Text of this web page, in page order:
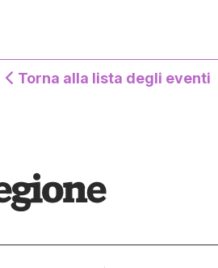
Torna alla lista degli eventi